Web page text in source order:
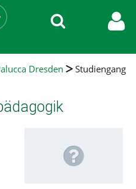
Dresden
Studiengang